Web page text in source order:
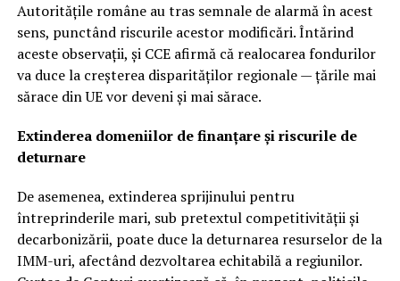
Autoritățile române au tras semnale de alarmă în acest
sens, punctând riscurile acestor modificări. Întărind
aceste observații, și CCE afirmă că realocarea fondurilor
va duce la creșterea disparităților regionale — țările mai
sărace din UE vor deveni și mai sărace.
Extinderea domeniilor de finanțare și riscurile de
deturnare
De asemenea, extinderea sprijinului pentru
întreprinderile mari, sub pretextul competitivității și
decarbonizării, poate duce la deturnarea resurselor de la
IMM-uri, afectând dezvoltarea echitabilă a regiunilor.